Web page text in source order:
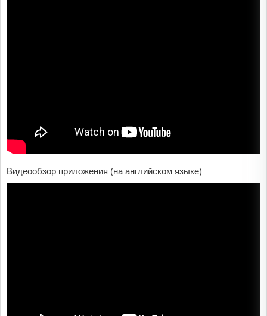
Видеообзор приложения (на английском языке)